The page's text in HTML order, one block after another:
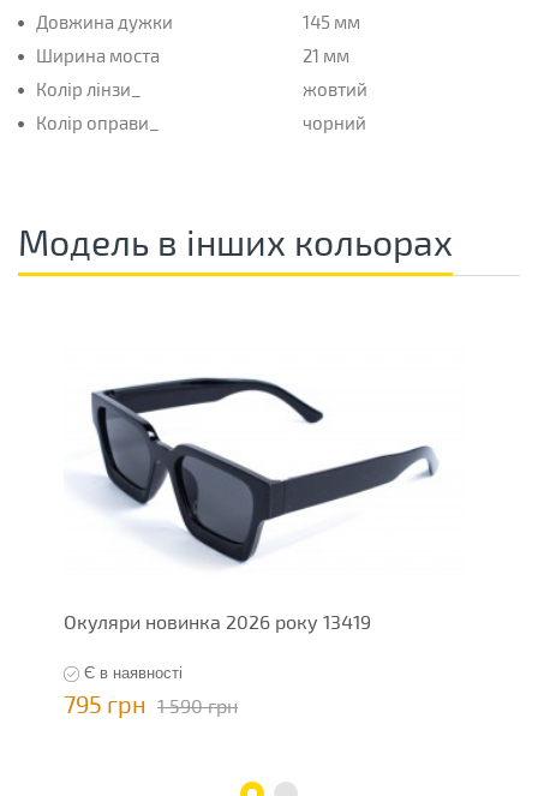
Довжина дужки
145 мм
Ширина моста
21 мм
Колір лінзи_
жовтий
Колір оправи_
чорний
Модель в інших кольорах
Окуляри новинка 2026 року 13419
Є в наявності
795 грн 1 590 грн